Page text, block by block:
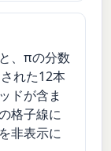
、πの分数
れた12本
ドが含ま
格子線に
非表示に